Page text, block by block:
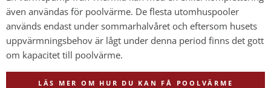
även användas för poolvärme. De flesta utomhuspooler
används endast under sommarhalvåret och eftersom husets
uppvärmningsbehov är lågt under denna period finns det gott
om kapacitet till poolvärme.
LÄS MER OM HUR DU KAN FÅ POOLVÄRME